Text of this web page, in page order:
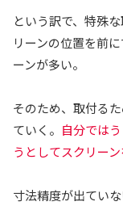
という訳で、特殊
リーンの位置を前
ーンが多い。
そのため、取付る
ていく。 自分では
うとしてスクリー
寸法精度が出てい